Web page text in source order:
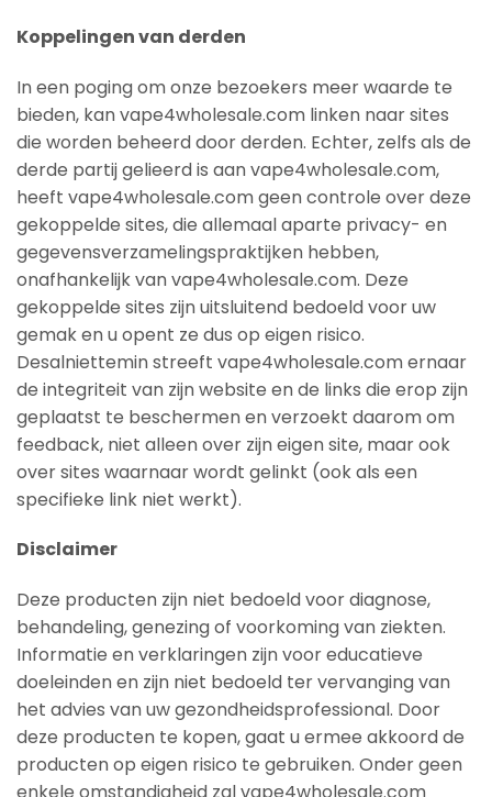
Koppelingen van derden
In een poging om onze bezoekers meer waarde te
bieden, kan vape4wholesale.com linken naar sites
die worden beheerd door derden. Echter, zelfs als de
derde partij gelieerd is aan vape4wholesale.com,
heeft vape4wholesale.com geen controle over deze
gekoppelde sites, die allemaal aparte privacy- en
gegevensverzamelingspraktijken hebben,
onafhankelijk van vape4wholesale.com. Deze
gekoppelde sites zijn uitsluitend bedoeld voor uw
gemak en u opent ze dus op eigen risico.
Desalniettemin streeft vape4wholesale.com ernaar
de integriteit van zijn website en de links die erop zijn
geplaatst te beschermen en verzoekt daarom om
feedback, niet alleen over zijn eigen site, maar ook
over sites waarnaar wordt gelinkt (ook als een
specifieke link niet werkt).
Disclaimer
Deze producten zijn niet bedoeld voor diagnose,
behandeling, genezing of voorkoming van ziekten.
Informatie en verklaringen zijn voor educatieve
doeleinden en zijn niet bedoeld ter vervanging van
het advies van uw gezondheidsprofessional. Door
deze producten te kopen, gaat u ermee akkoord de
producten op eigen risico te gebruiken. Onder geen